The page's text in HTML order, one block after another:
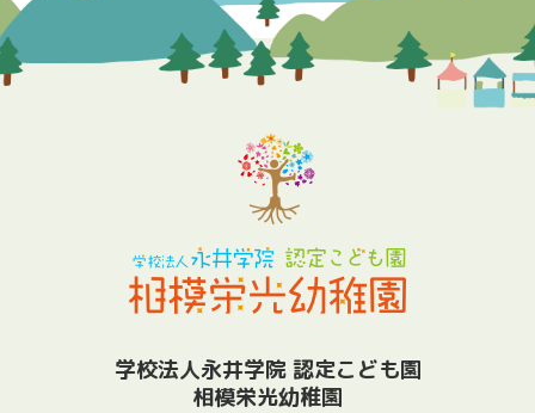
学校法人永井学院 認定こども園
相模栄光幼稚園